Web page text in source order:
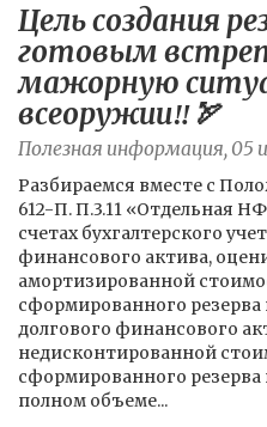
Цель создания
готовым
мажорную
всеоружии‼️🏹
Полезная информация, 05
Разбираемся вместе с
612-П. П.3.11 «Отдельная
счетах бухгалтерского
финансового актива,
амортизированной
сформированного резерва
долгового финансового
недисконтированной
сформированного резерва
полном объеме...